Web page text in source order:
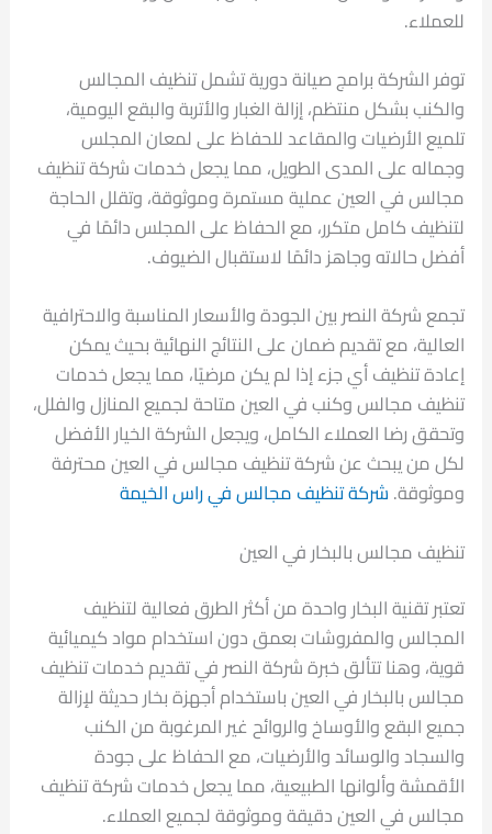
للعملاء.
توفر الشركة برامج صيانة دورية تشمل تنظيف المجالس
والكنب بشكل منتظم، إزالة الغبار والأتربة والبقع اليومية،
تلميع الأرضيات والمقاعد للحفاظ على لمعان المجلس
وجماله على المدى الطويل، مما يجعل خدمات شركة تنظيف
مجالس في العين عملية مستمرة وموثوقة، وتقلل الحاجة
لتنظيف كامل متكرر، مع الحفاظ على المجلس دائمًا في
أفضل حالاته وجاهز دائمًا لاستقبال الضيوف.
تجمع شركة النصر بين الجودة والأسعار المناسبة والاحترافية
العالية، مع تقديم ضمان على النتائج النهائية بحيث يمكن
إعادة تنظيف أي جزء إذا لم يكن مرضيًا، مما يجعل خدمات
تنظيف مجالس وكنب في العين متاحة لجميع المنازل والفلل،
وتحقق رضا العملاء الكامل، ويجعل الشركة الخيار الأفضل
لكل من يبحث عن شركة تنظيف مجالس في العين محترفة
وموثوقة. شركة تنظيف مجالس في راس الخيمة
تنظيف مجالس بالبخار في العين
تعتبر تقنية البخار واحدة من أكثر الطرق فعالية لتنظيف
المجالس والمفروشات بعمق دون استخدام مواد كيميائية
قوية، وهنا تتألق خبرة شركة النصر في تقديم خدمات تنظيف
مجالس بالبخار في العين باستخدام أجهزة بخار حديثة لإزالة
جميع البقع والأوساخ والروائح غير المرغوبة من الكنب
والسجاد والوسائد والأرضيات، مع الحفاظ على جودة
الأقمشة وألوانها الطبيعية، مما يجعل خدمات شركة تنظيف
مجالس في العين دقيقة وموثوقة لجميع العملاء.